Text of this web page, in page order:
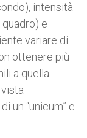
intensità
e
variare di
ottenere più
a quella
un “unicum” e